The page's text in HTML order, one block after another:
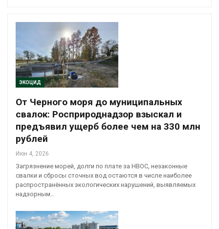
ЭКОЦИД
От Черного моря до муниципальных
свалок: Росприроднадзор взыскал и
предъявил ущерб более чем на 330 млн
рублей
Июн 4, 2026
Загрязнение морей, долги по плате за НВОС, незаконные
свалки и сбросы сточных вод остаются в числе наиболее
распространённых экологических нарушений, выявляемых
надзорным…